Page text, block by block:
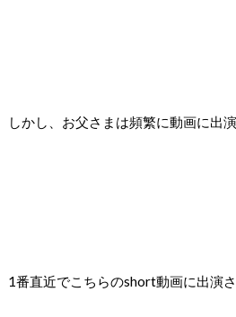
しかし、 お父さまは頻繁に動画に出
1番直近でこちらのshort動画に出演